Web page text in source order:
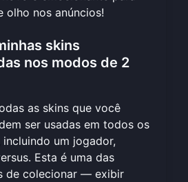
olho nos anúncios!
skins
nos modos de 2
as skins que você
ser usadas em todos os
um jogador,
Esta é uma das
de colecionar — exibir